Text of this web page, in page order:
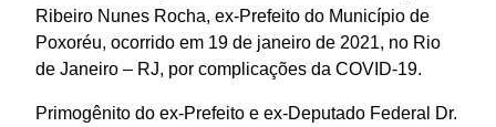
Ribeiro Nunes Rocha, ex-Prefeito do Município de
Poxoréu, ocorrido em 19 de janeiro de 2021, no Rio
de Janeiro – RJ, por complicações da COVID-19.
Primogênito do ex-Prefeito e ex-Deputado Federal Dr.